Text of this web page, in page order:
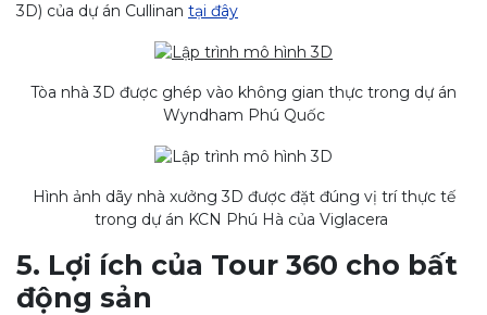
3D) của dự án Cullinan tại đây
Tòa nhà 3D được ghép vào không gian thực trong dự án
Wyndham Phú Quốc
Hình ảnh dãy nhà xưởng 3D được đặt đúng vị trí thực tế
trong dự án KCN Phú Hà của Viglacera
5. Lợi ích của Tour 360 cho bất
động sản